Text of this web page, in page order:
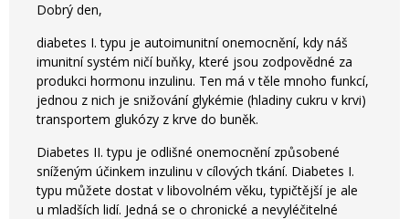
Dobrý den,
diabetes I. typu je autoimunitní onemocnění, kdy náš
imunitní systém ničí buňky, které jsou zodpovědné za
produkci hormonu inzulinu. Ten má v těle mnoho funkcí,
jednou z nich je snižování glykémie (hladiny cukru v krvi)
transportem glukózy z krve do buněk.
Diabetes II. typu je odlišné onemocnění způsobené
sníženým účinkem inzulinu v cílových tkání. Diabetes I.
typu můžete dostat v libovolném věku, typičtější je ale
u mladších lidí. Jedná se o chronické a nevyléčitelné